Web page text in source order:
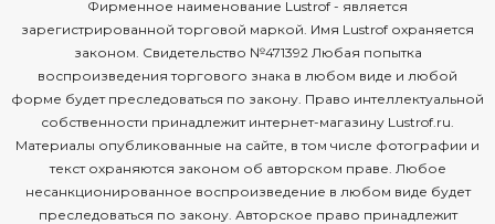
Фирменное наименование Lustrof - является
зарегистрированной торговой маркой. Имя Lustrof охраняется
законом. Свидетельство №471392 Любая попытка
воспроизведения торгового знака в любом виде и любой
форме будет преследоваться по закону. Право интеллектуальной
собственности принадлежит интернет-магазину Lustrof.ru.
Материалы опубликованные на сайте, в том числе фотографии и
текст охраняются законом об авторском праве. Любое
несанкционированное воспроизведение в любом виде будет
преследоваться по закону. Авторское право принадлежит